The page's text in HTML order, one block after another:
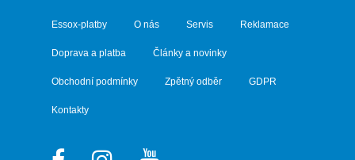
Essox-platby O nás Servis Reklamace
Doprava a platba Články a novinky
Obchodní podmínky Zpětný odběr GDPR
Kontakty